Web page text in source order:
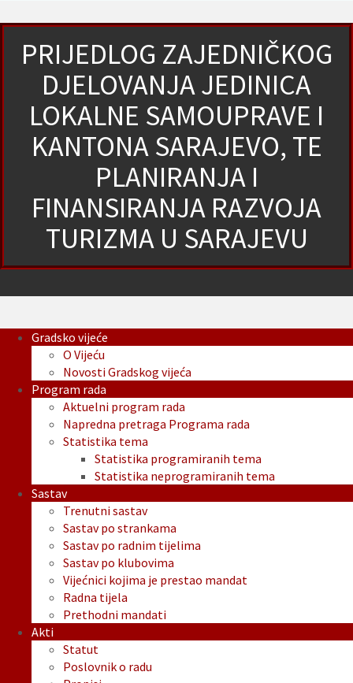
PRIJEDLOG ZAJEDNIČKOG
DJELOVANJA JEDINICA
LOKALNE SAMOUPRAVE I
KANTONA SARAJEVO, TE
PLANIRANJA I
FINANSIRANJA RAZVOJA
TURIZMA U SARAJEVU
Gradsko vijeće
O Vijeću
Novosti Gradskog vijeća
Program rada
Aktuelni program rada
Napredna pretraga Programa rada
Statistika tema
Statistika programiranih tema
Statistika neprogramiranih tema
Sastav
Trenutni sastav
Sastav po strankama
Sastav po radnim tijelima
Sastav po klubovima
Vijećnici kojima je prestao mandat
Radna tijela
Prethodni mandati
Akti
Statut
Poslovnik o radu